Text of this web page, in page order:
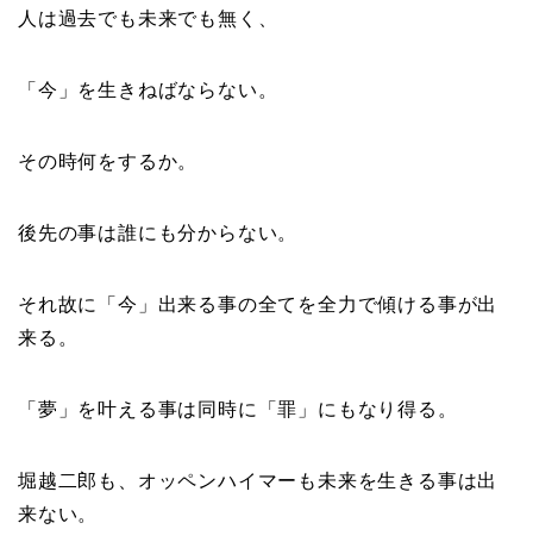
人は過去でも未来でも無く、
「今」を生きねばならない。
その時何をするか。
後先の事は誰にも分からない。
それ故に「今」出来る事の全てを全力で傾ける事が出
来る。
「夢」を叶える事は同時に「罪」にもなり得る。
堀越二郎も、オッペンハイマーも未来を生きる事は出
来ない。